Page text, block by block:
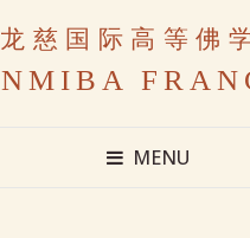
龙慈国际高等佛
NMIBA
MENU